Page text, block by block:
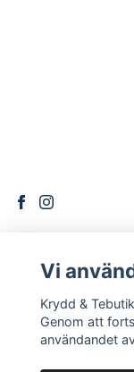
DITT KONTO
Logga in
Vi
Krydd &
Genom att
användandet